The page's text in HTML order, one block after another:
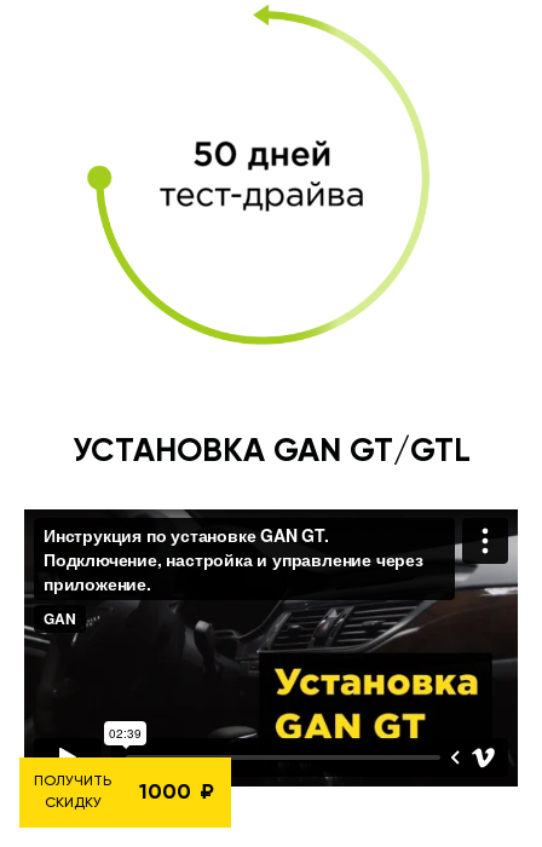
УСТАНОВКА GAN GT/GTL
ПОЛУЧИТЬ
СКИДКУ
1000